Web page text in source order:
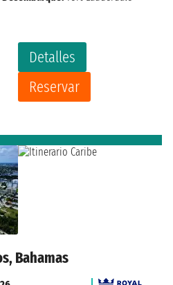
Detalles
Reservar
Bahamas